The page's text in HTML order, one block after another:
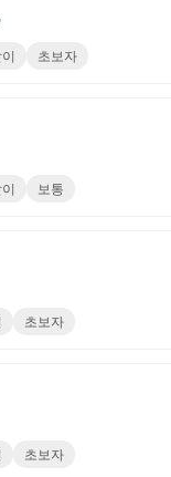
초보자
보통
초보자
초보자